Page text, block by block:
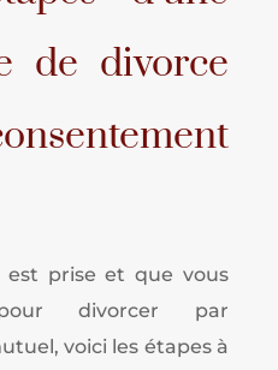
de divorce
est prise et que vous
divorcer par
voici les étapes à